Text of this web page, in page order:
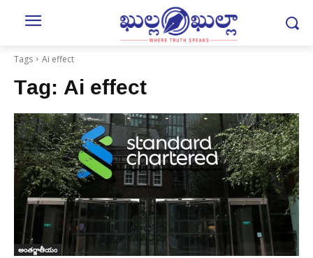
Tags Ai effect
Tag:Ai effect
అంతర్జాతీయం